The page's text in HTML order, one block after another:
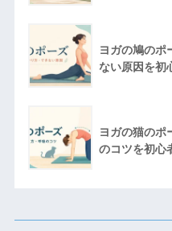
ヨガの鳩のポ
ない原因を初
ヨガの猫のポ
のコツを初心